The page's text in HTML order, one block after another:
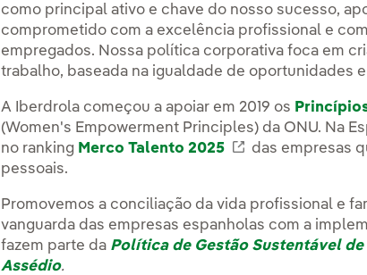
como principal ativo e chave do nosso sucesso,
comprometido com a excelência profissional e
empregados. Nossa política corporativa foca em
trabalho, baseada na igualdade de oportunidades
A Iberdrola começou a apoiar em 2019 os
(Women's Empowerment Principles) da ONU. Na
no ranking Merco Talento 2025 External link,
das empresas
pessoais.
Promovemos a conciliação da vida profissional e
vanguarda das empresas espanholas com a
fazem parte da Política de Gestão Sustentável
Assédio.